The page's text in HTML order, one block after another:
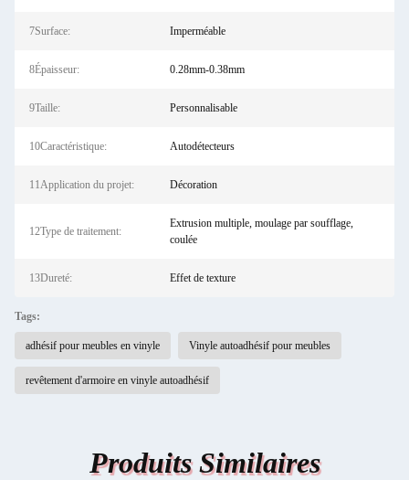
7Surface: Imperméable
8Épaisseur: 0.28mm-0.38mm
9Taille: Personnalisable
10Caractéristique: Autodétecteurs
11Application du projet: Décoration
12Type de traitement:
Extrusion multiple, moulage par soufflage,
coulée
13Dureté: Effet de texture
Tags:
adhésif pour meubles en vinyle Vinyle autoadhésif pour meubles
revêtement d'armoire en vinyle autoadhésif
Produits Similaires